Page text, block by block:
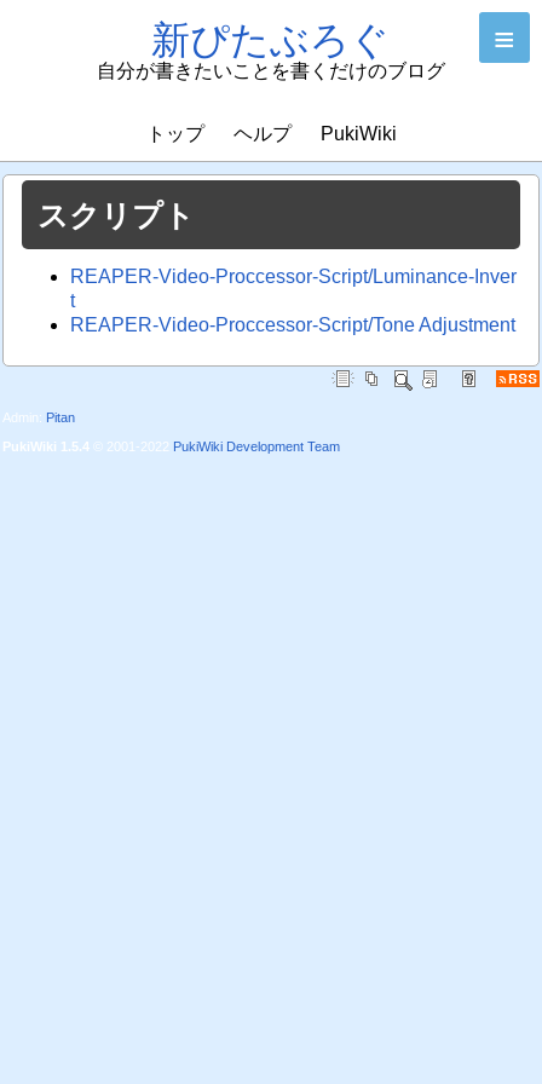
新ぴたぶろぐ
自分が書きたいことを書くだけのブログ
≡
トップ ヘルプ PukiWiki
スクリプト
REAPER-Video-Proccessor-Script/Luminance-Inver
t
REAPER-Video-Proccessor-Script/Tone Adjustment
Admin: Pitan
PukiWiki 1.5.4 © 2001-2022 PukiWiki Development Team